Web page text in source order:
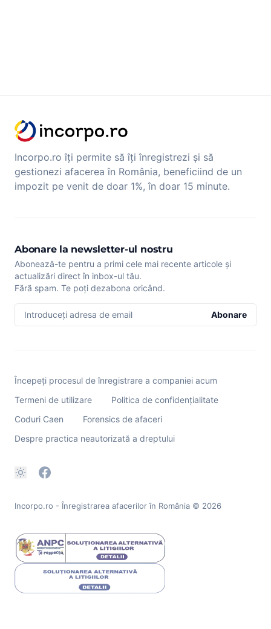
Incorpo.ro îți permite să îți înregistrezi și să
gestionezi afacerea în România, beneficiind de un
impozit pe venit de doar 1%, în doar 15 minute.
Abonare la newsletter-ul nostru
Abonează-te pentru a primi cele mai recente articole și
actualizări direct în inbox-ul tău.
Fără spam. Te poți dezabona oricând.
Introduceți adresa de email Abonare
Începeți procesul de înregistrare a companiei acum
Termeni de utilizare
Politica de confidențialitate
Coduri Caen
Forensics de afaceri
Despre practica neautorizată a dreptului
Incorpo.ro - Înregistrarea afacerilor în România © 2026